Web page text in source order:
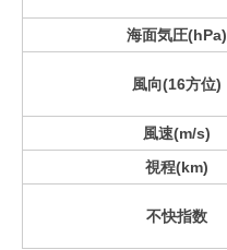
海面気圧(hPa)
風向(16方位)
風速(m/s)
視程(km)
不快指数